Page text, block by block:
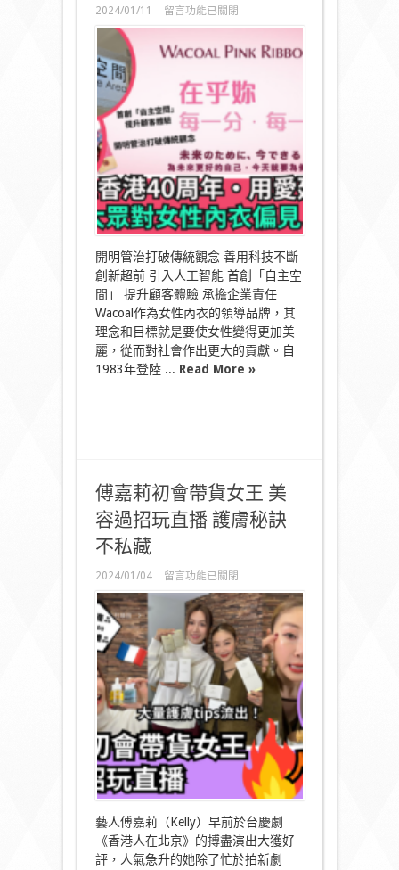
中
2024/01/11
在
〈Wacoal
港
年‧
用
愛
延
美〉
中
留言功能已關閉
開明管治打破傳統觀念 善用科技不斷
創新超前 引入人工智能 首創「自主空
間」 提升顧客體驗 承擔企業責任
Wacoal作為女性內衣的領導品牌，其
理念和目標就是要使女性變得更加美
麗，從而對社會作出更大的貢獻。自
1983年登陸 ... Read More »
傅嘉莉初會帶貨女王 美
容過招玩直播 護膚秘訣
不私藏
2024/01/04
在
〈傅
初
會
貨
王
美
容
過
招
玩
直
播
護
膚
秘
留言功能已關閉
藝人傅嘉莉（Kelly）早前於台慶劇
《香港人在北京》的搏盡演出大獲好
評，人氣急升的她除了忙於拍新劇